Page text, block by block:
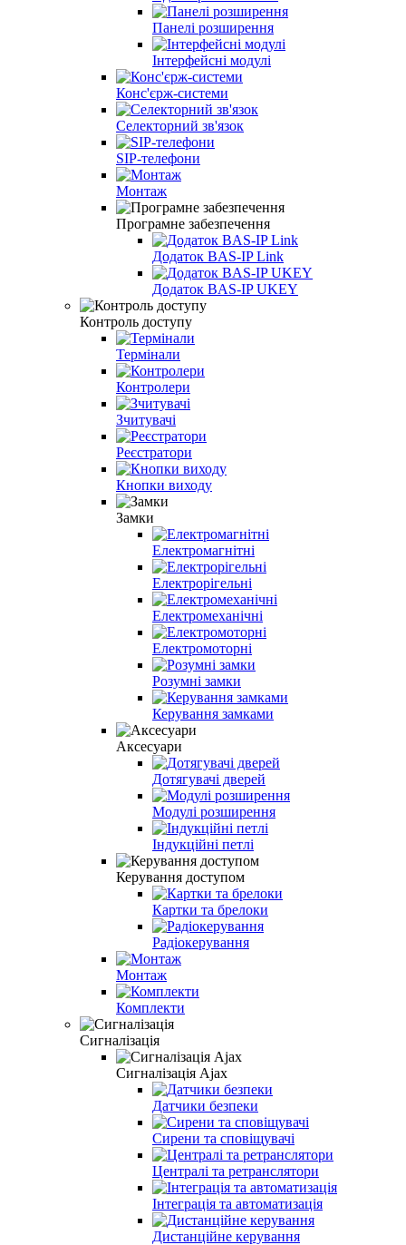
Панелі розширення
Інтерфейсні модулі
Конс'єрж-системи
Селекторний зв'язок
SIP‑телефони
Монтаж
Програмне забезпечення
Додаток BAS-IP Link
Додаток BAS-IP UKEY
Контроль доступу
Термінали
Контролери
Зчитувачі
Реєстратори
Кнопки виходу
Замки
Електромагнітні
Електрорігельні
Електромеханічні
Електромоторні
Розумні замки
Керування замками
Аксесуари
Дотягувачі дверей
Модулі розширення
Індукційні петлі
Керування доступом
Картки та брелоки
Радіокерування
Монтаж
Комплекти
Сигналізація
Сигналізація Ajax
Датчики безпеки
Сирени та сповіщувачі
Централі та ретранслятори
Інтеграція та автоматизація
Дистанційне керування